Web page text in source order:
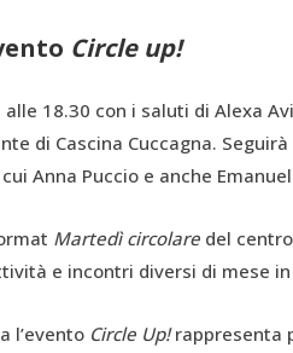
Circle up!
alle 18.30 con i saluti di Alexa
di Cascina Cuccagna.
Anna Puccio e anche
Martedì circolare del
e incontri diversi di mese in
l’evento Circle Up!rappresenta